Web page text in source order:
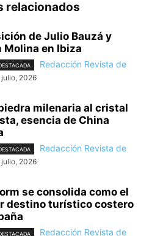
relacionados
de Julio Bauzá y
Molina en Ibiza
Redacción Revista de
julio, 2026
milenaria al cristal
esencia de China
Redacción Revista de
julio, 2026
se consolida como el
destino turístico costero
Redacción Revista de